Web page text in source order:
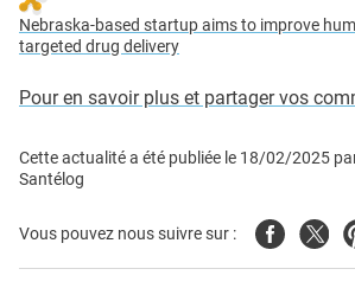
Nebraska-based startup aims to improve
targeted drug delivery
Pour en savoir plus et partager vos
Cette actualité a été publiée le 18/02/2025
Santélog
Vous pouvez nous suivre sur : Facebook